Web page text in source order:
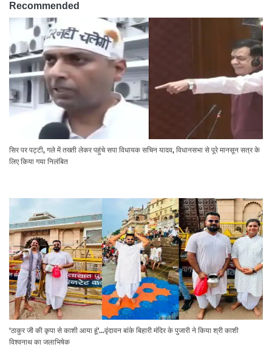
Recommended
सिर पर पट्टी, गले में तख्ती लेकर पहुंचे सपा विधायक सचिन यादव, विधानसभा से पूरे मानसून सत्र के
लिए किया गया निलंबित
'ठाकुर जी की कृपा से काशी आया हूं'...वृंदावन बांके बिहारी मंदिर के पुजारी ने किया श्री काशी
विश्वनाथ का जलाभिषेक